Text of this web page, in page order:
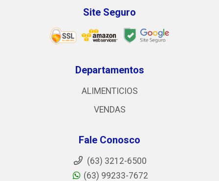
Site Seguro
Departamentos
ALIMENTICIOS
VENDAS
Fale Conosco
(63) 3212-6500
(63) 99233-7672